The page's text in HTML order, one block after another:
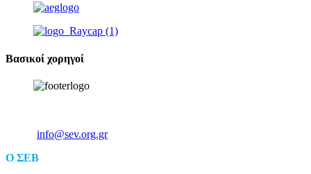
Βασικοί χορηγοί
info@sev.org.gr
O ΣΕΒ